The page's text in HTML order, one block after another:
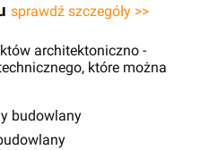
sprawdź szczegóły >>
architektoniczno -
które można
budowlany